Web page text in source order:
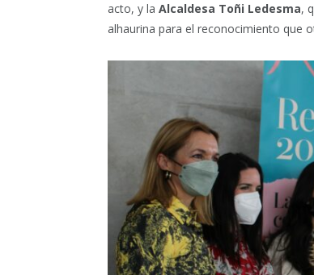
acto, y la Alcaldesa Toñi Ledesma,
alhaurina para el reconocimiento que